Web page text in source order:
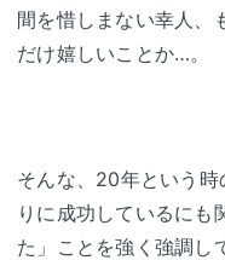
間を惜しまない幸人、
だけ嬉しいことか…。
そんな、20年という
りに成功しているにも
た」ことを強く強調し